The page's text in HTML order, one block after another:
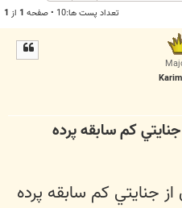
تعداد پست ها:10 • صفحه 1 از 1
كم سابقه‌ پرده
جنايتي كم سابقه‌ پرده